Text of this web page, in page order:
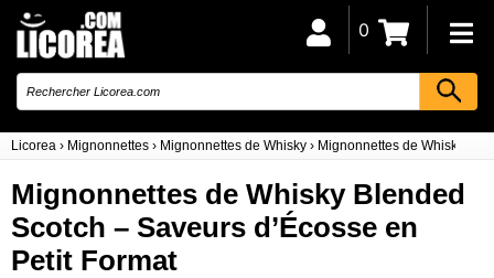
Licorea › Mignonnettes › Mignonnettes de Whisky › Mignonnettes de Whisky
0
Mignonnettes de Whisky Blended
Scotch – Saveurs d’Écosse en
Petit Format